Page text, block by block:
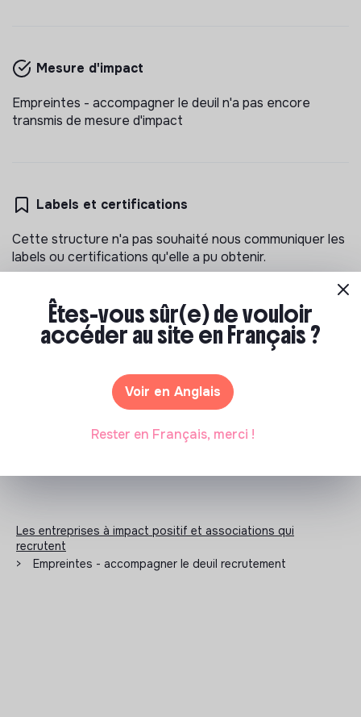
Mesure d'impact
Empreintes - accompagner le deuil n'a pas encore
transmis de mesure d'impact
Labels et certifications
Cette structure n'a pas souhaité nous communiquer les
labels ou certifications qu'elle a pu obtenir.
Documents
N'a pas encore communiqué de documents de
Les entreprises à impact positif et associations qui
recrutent
>
Empreintes - accompagner le deuil recrutement
Êtes-vous sûr(e) de vouloir
accéder au site en Français ?
Voir en Anglais
Rester en Français, merci !